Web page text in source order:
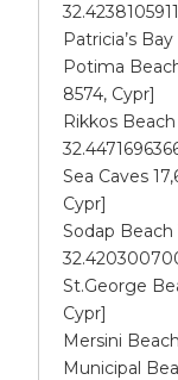
Patricia’s
Potima
8574, Cypr]
Rikkos
Sea Caves
Cypr]
Sodap Beach
St.George
Cypr]
Mersini
Municipal